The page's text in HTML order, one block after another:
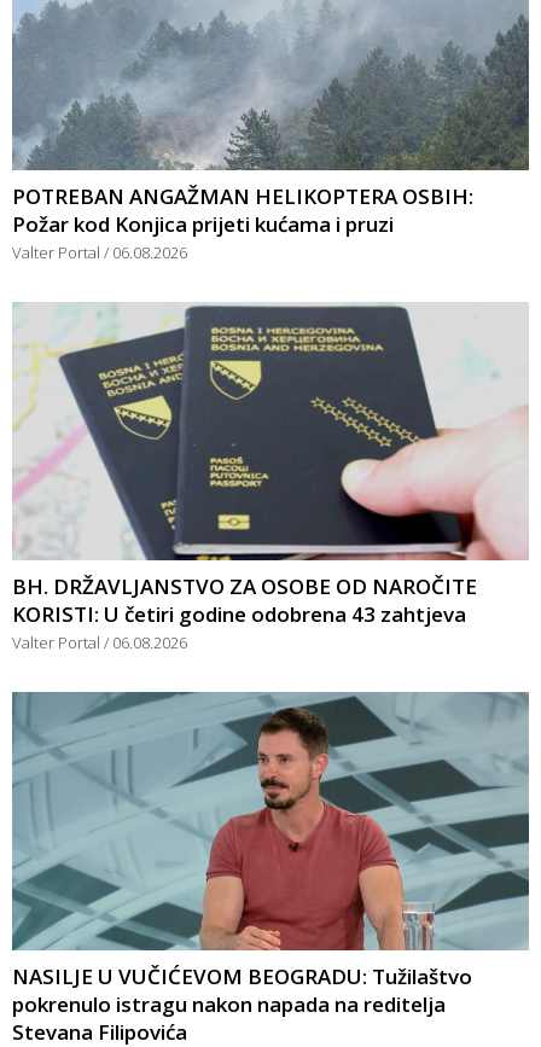
POTREBAN ANGAŽMAN HELIKOPTERA OSBIH:
Požar kod Konjica prijeti kućama i pruzi
Valter Portal 06.08.2026
BH. DRŽAVLJANSTVO ZA OSOBE OD NAROČITE
KORISTI: U četiri godine odobrena 43 zahtjeva
Valter Portal 06.08.2026
NASILJE U VUČIĆEVOM BEOGRADU: Tužilaštvo
pokrenulo istragu nakon napada na reditelja
Stevana Filipovića